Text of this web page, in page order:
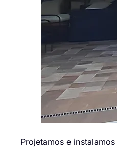
Projetamos e instalamos